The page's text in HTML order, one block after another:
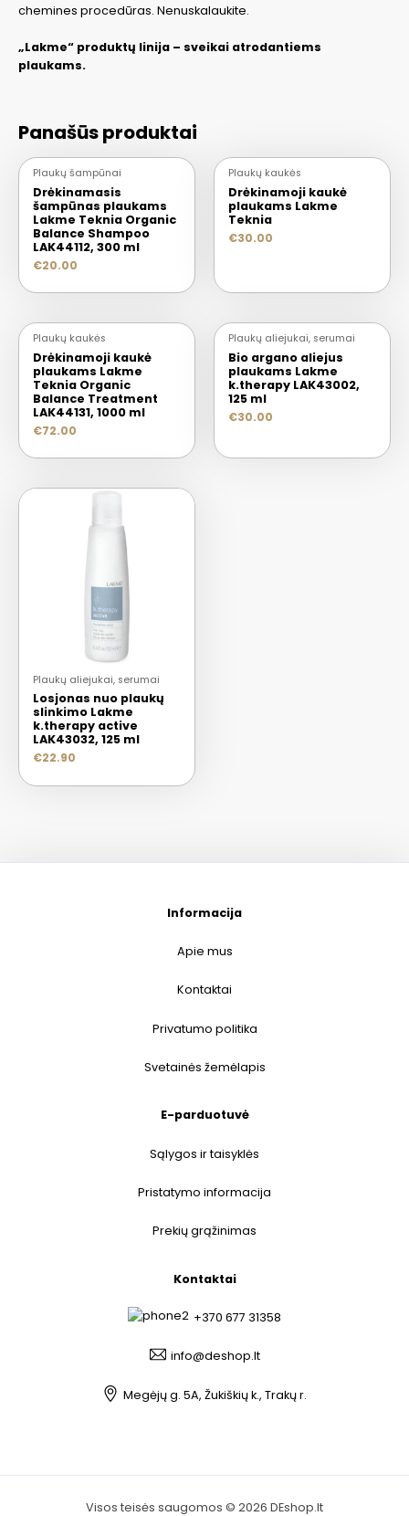
chemines procedūras. Nenuskalaukite.
„Lakme“ produktų linija – sveikai atrodantiems
plaukams.
Panašūs produktai
Plaukų šampūnai
Drėkinamasis
šampūnas plaukams
Lakme Teknia Organic
Balance Shampoo
LAK44112, 300 ml
€20.00
Plaukų kaukės
Drėkinamoji kaukė
plaukams Lakme
Teknia
€30.00
Plaukų kaukės
Drėkinamoji kaukė
plaukams Lakme
Teknia Organic
Balance Treatment
LAK44131, 1000 ml
€72.00
Plaukų aliejukai, serumai
Bio argano aliejus
plaukams Lakme
k.therapy LAK43002,
125 ml
€30.00
Plaukų aliejukai, serumai
Losjonas nuo plaukų
slinkimo Lakme
k.therapy active
LAK43032, 125 ml
€22.90
Informacija
Apie mus
Kontaktai
Privatumo politika
Svetainės žemėlapis
E-parduotuvė
Sąlygos ir taisyklės
Pristatymo informacija
Prekių grąžinimas
Kontaktai
+370 677 31358
info@deshop.lt
Megėjų g. 5A, Žukiškių k., Trakų r.
Visos teisės saugomos © 2026 DEshop.lt